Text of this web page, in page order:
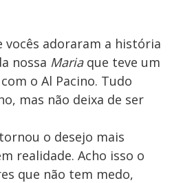
vocês adoraram a história
nossa Maria que teve um
o Al Pacino. Tudo
mas não deixa de ser
o desejo mais
realidade. Acho isso o
que não tem medo,